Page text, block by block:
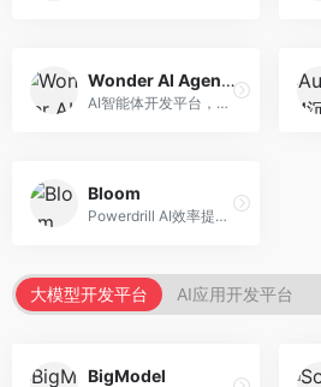
Wonder AI Agents
AI智能体开发平台，专注于低代码智能体创建。面向开发者，提供可视化开发、模板库、部署服务等功能，开发门槛低。
Bloom
Powerdrill AI效率提升平台，专注于企业智能化。面向企业用户，提供智能体创建、流程自动化、数据分析等服务，企业效率提升显著。
大模型开发平台 AI应用开发平台
BigModel